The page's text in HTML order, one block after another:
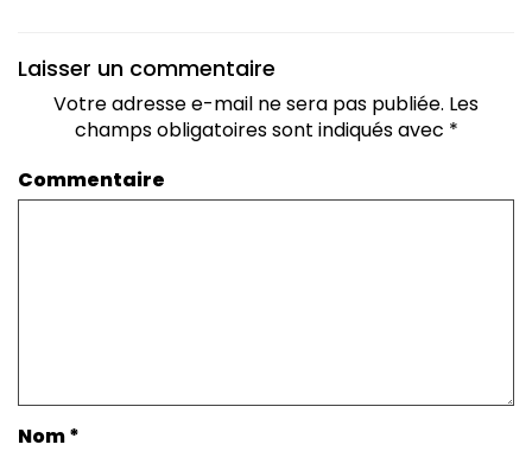
Laisser un commentaire
Votre adresse e-mail ne sera pas publiée. Les
champs obligatoires sont indiqués avec *
Commentaire
Nom*